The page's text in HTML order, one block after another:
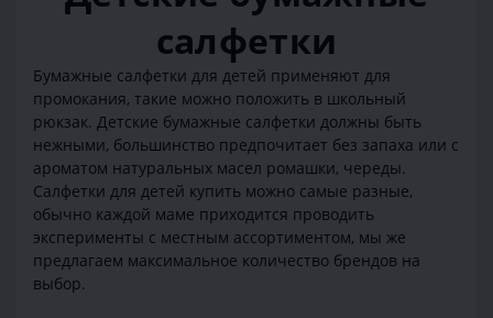
салфетки
Бумажные салфетки для детей применяют для
промокания, такие можно положить в школьный
рюкзак. Детские бумажные салфетки должны быть
нежными, большинство предпочитает без запаха или с
ароматом натуральных масел ромашки, череды.
Салфетки для детей купить можно самые разные,
обычно каждой маме приходится проводить
эксперименты с местным ассортиментом, мы же
предлагаем максимальное количество брендов на
выбор.